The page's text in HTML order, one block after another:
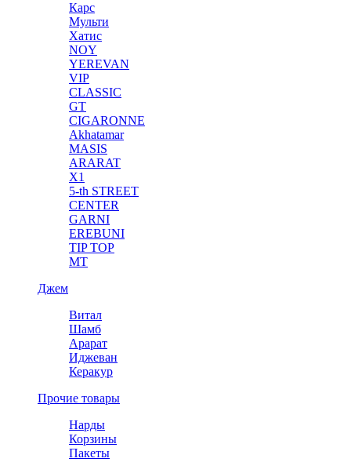
Карс
Мульти
Хатис
NOY
YEREVAN
VIP
CLASSIC
GT
CIGARONNE
Akhatamar
MASIS
ARARAT
X1
5-th STREET
CENTER
GARNI
EREBUNI
TIP TOP
MT
Джем
Витал
Шамб
Арарат
Иджеван
Керакур
Прочие товары
Нарды
Корзины
Пакеты